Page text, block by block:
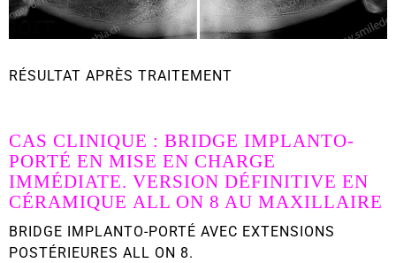
RÉSULTAT APRÈS TRAITEMENT
CAS CLINIQUE : BRIDGE IMPLANTO-
PORTÉ EN MISE EN CHARGE
IMMÉDIATE. VERSION DÉFINITIVE EN
CÉRAMIQUE ALL ON 8 AU MAXILLAIRE
BRIDGE IMPLANTO-PORTÉ AVEC EXTENSIONS
POSTÉRIEURES ALL ON 8.